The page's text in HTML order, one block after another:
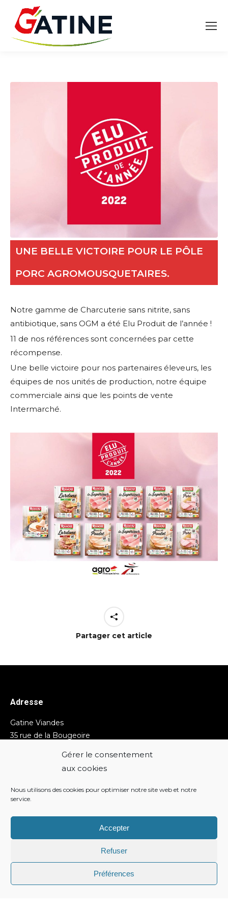
Gérer le consentement
aux cookies
Nous utilisons des cookies pour optimiser notre site web et notre
service.
Accepter
Refuser
Préférences
UNE BELLE VICTOIRE POUR LE PÔLE
PORC AGROMOUSQUETAIRES.
Notre gamme de Charcuterie sans nitrite, sans
antibiotique, sans OGM a été Elu Produit de l’année !
11 de nos références sont concernées par cette
récompense.
Une belle victoire pour nos partenaires éleveurs, les
équipes de nos unités de production, notre équipe
commerciale ainsi que les points de vente
Intermarché.
Partager cet article
Adresse
Gatine Viandes
35 rue de la Bougeoire
Téléphone :